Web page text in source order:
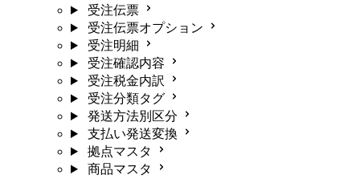
受注伝票
受注伝票オプション
受注明細
受注確認内容
受注税金内訳
受注分類タグ
発送方法別区分
支払い発送変換
拠点マスタ
商品マスタ